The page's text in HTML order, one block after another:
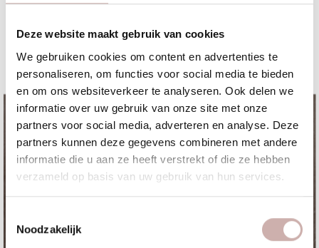
Deze website maakt gebruik van cookies
We gebruiken cookies om content en advertenties te
personaliseren, om functies voor social media te bieden
en om ons websiteverkeer te analyseren. Ook delen we
informatie over uw gebruik van onze site met onze
partners voor social media, adverteren en analyse. Deze
partners kunnen deze gegevens combineren met andere
informatie die u aan ze heeft verstrekt of die ze hebben
verzameld op basis van uw gebruik van hun services.
Noodzakelijk